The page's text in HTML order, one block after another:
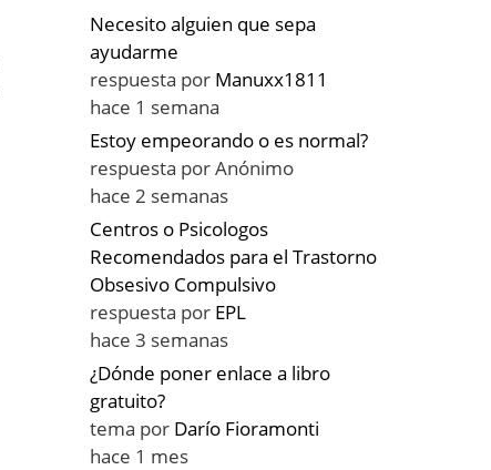
Necesito alguien que sepa
ayudarme
respuesta por Manuxx1811
hace 1 semana
Estoy empeorando o es normal?
respuesta porAnónimo
hace 2 semanas
Centros o Psicologos
Recomendados para el Trastorno
Obsesivo Compulsivo
respuesta por EPL
hace 3 semanas
¿Dónde poner enlace a libro
gratuito?
tema por Darío Fioramonti
hace 1 mes